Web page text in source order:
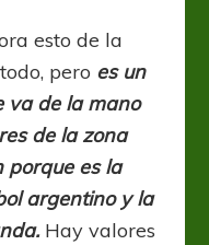
esto de la
pero es un
va de la mano
de la zona
porque es la
argentino y la
Hay valores